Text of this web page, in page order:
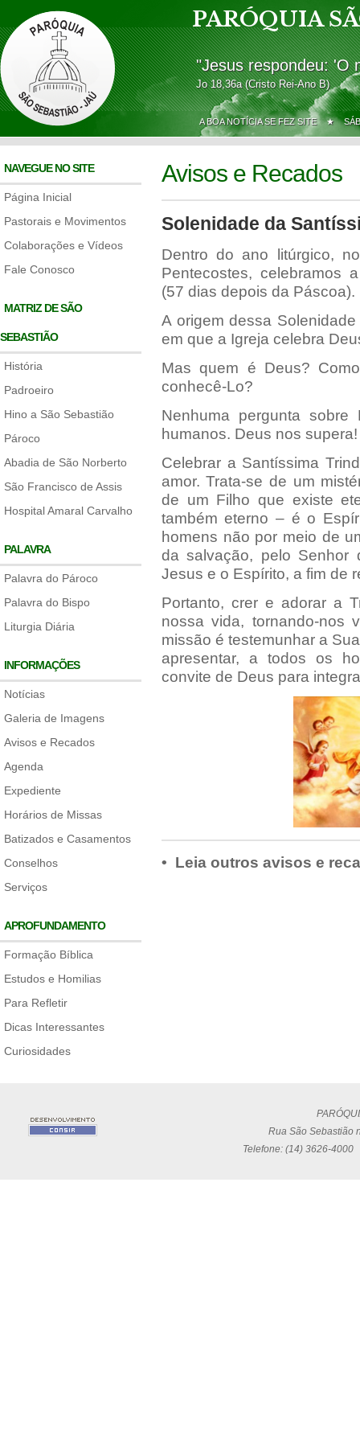
PARÓQUIA
"Jesus respondeu: 'O
Jo 18,36a (Cristo Rei-Ano B)
A BOA NOTÍCIA SE FEZ SITE ★
NAVEGUE NO SITE
Página Inicial
Pastorais e Movimentos
Colaborações e Vídeos
Fale Conosco
MATRIZ DE SÃO
SEBASTIÃO
História
Padroeiro
Hino a São Sebastião
Pároco
Abadia de São Norberto
São Francisco de Assis
Hospital Amaral Carvalho
PALAVRA
Palavra do Pároco
Palavra do Bispo
Liturgia Diária
INFORMAÇÕES
Notícias
Galeria de Imagens
Avisos e Recados
Agenda
Expediente
Horários de Missas
Batizados e Casamentos
Conselhos
Serviços
APROFUNDAMENTO
Formação Bíblica
Estudos e Homilias
Para Refletir
Dicas Interessantes
Curiosidades
Avisos e Recados
Solenidade da
Dentro do ano litúrgico,
Pentecostes, celebramos
(57 dias depois da Páscoa).
A origem dessa
em que a Igreja celebra
Mas quem é Deus?
conhecê-Lo?
Nenhuma pergunta
humanos. Deus nos supera!
Celebrar a Santíssima
amor. Trata-se de um
de um Filho que existe
também eterno – é o
homens não por meio de
da salvação, pelo Senhor
Jesus e o Espírito, a fim de
Portanto, crer e adorar a
nossa vida, tornando-nos
missão é testemunhar a
apresentar, a todos os
convite de Deus para
• Leia outros avisos e
Rua São Sebastião
Telefone: (14) 3626-